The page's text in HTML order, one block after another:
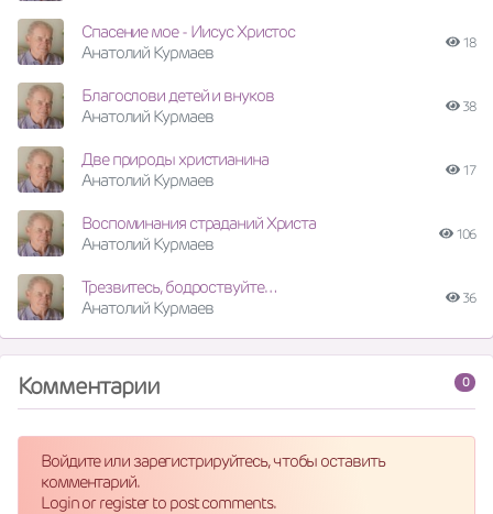
Спасение мое - Иисус Христос
Анатолий Курмаев
18
Благослови детей и внуков
Анатолий Курмаев
38
Две природы христианина
Анатолий Курмаев
17
Воспоминания страданий Христа
Анатолий Курмаев
106
Трезвитесь, бодроствуйте…
Анатолий Курмаев
36
0
Комментарии
Войдите или зарегистрируйтесь, чтобы оставить
комментарий.
Login or register to post comments.